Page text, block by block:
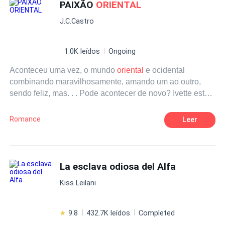
PAIXÃO ORIENTAL
J.C.Castro
1.0K leídos Ongoing
Aconteceu uma vez, o mundooriental e ocidental
combinando maravilhosamente, amando um ao outro,
sendo feliz, mas. . . Pode acontecer de novo? Ivette está
com a longa lista de amantes em sua vida? Será que o
Príncipe conseguirá deixar de lado suas baixas paixões
como o amor pode ser complicado. Deixe-se seduzir pelo
Príncipe, que ele lhe mostre sua Paixão
Romance Leer
La esclava odiosa del Alfa
Kiss Leilani
9.8 432.7K leídos Completed